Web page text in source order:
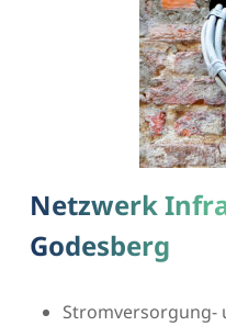
Netzwerk
Godesberg
Stromversorgung-